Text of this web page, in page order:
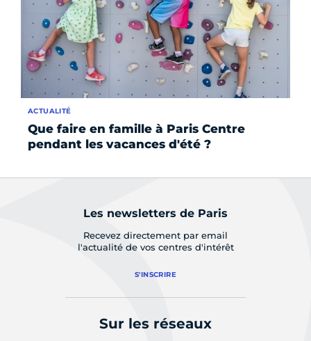
Que faire en famille à Paris Centre
pendant les vacances d'été ?
ACTUALITÉ
Les newsletters de Paris
Recevez directement par email
l'actualité de vos centres d'intérêt
S'INSCRIRE
Sur les réseaux